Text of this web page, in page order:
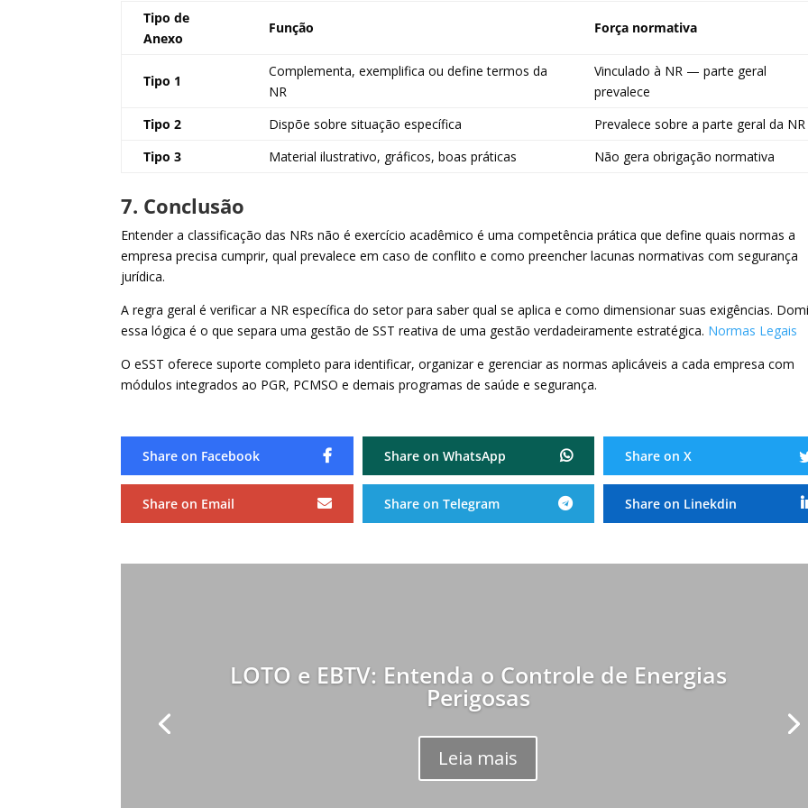
Tipo de
Anexo
Função Força normativa
Tipo 1
Complementa, exemplifica ou define termos da
NR
Vinculado à NR — parte geral
prevalece
Tipo 2
Dispõe sobre situação específica
Prevalece sobre a parte geral da NR
Tipo 3
Material ilustrativo, gráficos, boas práticas Não gera obrigação normativa
7. Conclusão
Entender a classificação das NRs não é exercício acadêmico é uma competência prática que define quais normas a
empresa precisa cumprir, qual prevalece em caso de conflito e como preencher lacunas normativas com segurança
jurídica.
A regra geral é verificar a NR específica do setor para saber qual se aplica e como dimensionar suas exigências.
essa lógica é o que separa uma gestão de SST reativa de uma gestão verdadeiramente estratégica. Normas Legais
O eSST oferece suporte completo para identificar, organizar e gerenciar as normas aplicáveis a cada empresa com
módulos integrados ao PGR, PCMSO e demais programas de saúde e segurança.
Share on Facebook Share on WhatsApp Share on X
Share on Email Share on Telegram Share on Linekdin
LOTO e EBTV: Entenda o Controle de Energias
Perigosas
Leia mais